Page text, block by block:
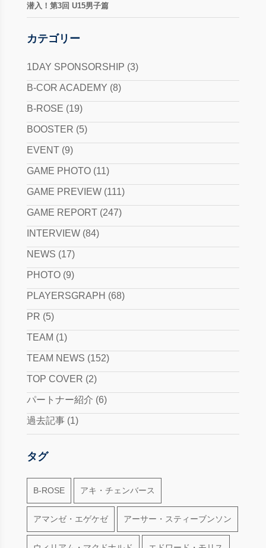
潜入！第3回 U15男子篇
カテゴリー
1DAY SPONSORSHIP (3)
B-COR ACADEMY (8)
B-ROSE (19)
BOOSTER (5)
EVENT(9)
GAME PHOTO(11)
GAME PREVIEW(111)
GAME REPORT(247)
INTERVIEW(84)
NEWS (17)
PHOTO(9)
PLAYERSGRAPH (68)
PR (5)
TEAM (1)
TEAM NEWS (152)
TOP COVER (2)
パートナー紹介 (6)
過去記事(1)
タグ
B-ROSE アキ・チェンバース
アマンゼ・エゲケゼ アーサー・スティーブンソン